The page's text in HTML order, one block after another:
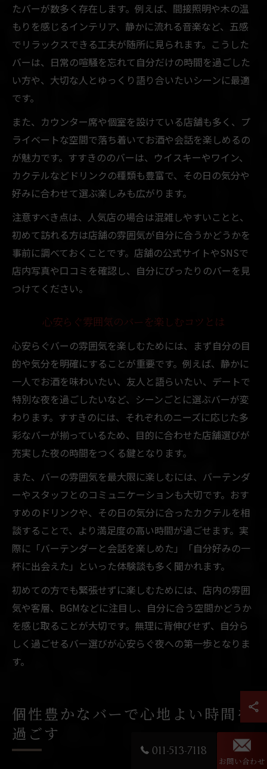
たバーが数多く存在します。例えば、間接照明や木の温
もりを感じるインテリア、静かに流れる音楽など、五感
でリラックスできる工夫が随所に見られます。こうした
バーは、日常の喧騒を忘れて自分だけの時間を過ごした
い方や、大切な人とゆっくり語り合いたいシーンに最適
です。
また、カウンター席や個室を設けている店舗も多く、プ
ライベートな空間で落ち着いてお酒や会話を楽しめるの
が魅力です。すすきののバーは、ウイスキーやワイン、
カクテルなどドリンクの種類も豊富で、その日の気分や
好みに合わせて選ぶ楽しみも広がります。
注意すべき点は、人気店の場合は混雑しやすいことと、
初めて訪れる方は店舗の雰囲気が自分に合うかどうかを
事前に調べておくことです。店舗の公式サイトやSNSで
店内写真や口コミを確認し、自分にぴったりのバーを見
つけてください。
心安らぐ雰囲気のバーを楽しむコツとは
心安らぐバーの雰囲気を楽しむためには、まず自分の目
的や気分を明確にすることが重要です。例えば、静かに
一人でお酒を味わいたい、友人と語らいたい、デートで
特別な夜を過ごしたいなど、シーンごとに選ぶバーが変
わります。すすきのには、それぞれのニーズに応じた多
彩なバーが揃っているため、目的に合わせた店舗選びが
充実した夜の時間をつくる鍵となります。
また、バーの雰囲気を最大限に楽しむには、バーテンダ
ーやスタッフとのコミュニケーションも大切です。おす
すめのドリンクや、その日の気分に合ったカクテルを相
談することで、より満足度の高い時間が過ごせます。実
際に「バーテンダーと会話を楽しめた」「自分好みの一
杯に出会えた」といった体験談も多く聞かれます。
初めての方でも緊張せずに楽しむためには、店内の雰囲
気や客層、BGMなどに注目し、自分に合う空間かどうか
を感じ取ることが大切です。無理に背伸びせず、自分ら
しく過ごせるバー選びが心安らぐ夜への第一歩となりま
す。
個性豊かなバーで心地よい時間を
過ごす
011-513-7118
お問い合わせ